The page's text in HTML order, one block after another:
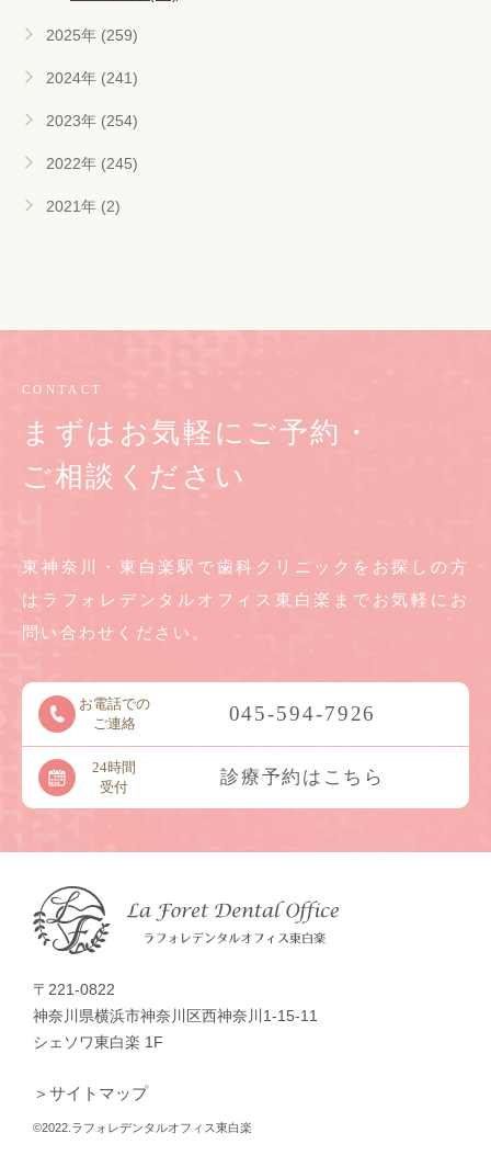
2025年 (259)
2024年 (241)
2023年 (254)
2022年 (245)
2021年 (2)
CONTACT
まずはお気軽にご予約・
ご相談ください
東神奈川・東白楽駅で歯科クリニックをお探しの方
は ラフォレデンタルオフィス東白楽までお気軽に お
問い合わせください。
お電話での
ご連絡
045-594-7926
24時間
受付
診療予約はこちら
〒221-0822
神奈川県横浜市神奈川区西神奈川1-15-11
シェソワ東白楽 1F
＞サイトマップ
©2022.ラフォレデンタルオフィス東白楽